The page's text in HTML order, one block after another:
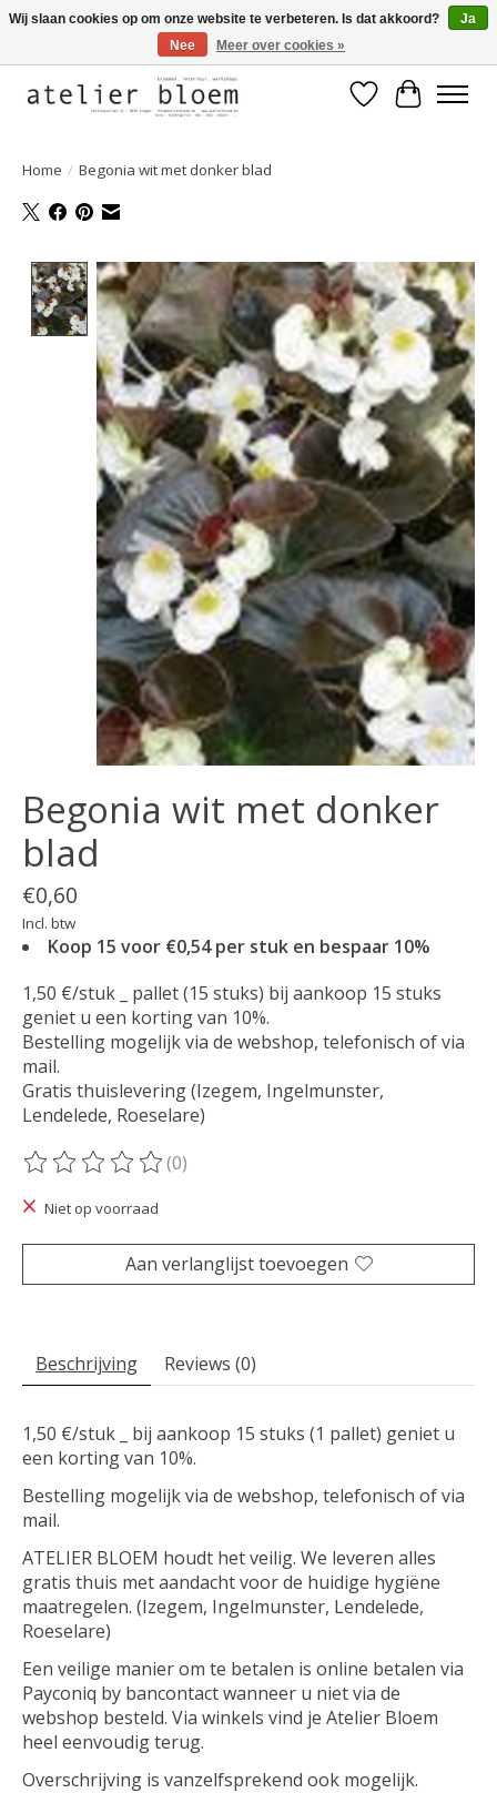
Welkom bij Atelier Bloem
Verlanglijst
Home / Begonia wit met donker blad
Product image slideshow Items
Begonia wit met donker
blad
€0,60
Incl. btw
Koop 15 voor €0,54 per stuk en bespaar 10%
1,50 €/stuk _ pallet (15 stuks) bij aankoop 15 stuks
geniet u een korting van 10%.
Bestelling mogelijk via de webshop, telefonisch of via
mail.
Gratis thuislevering (Izegem, Ingelmunster,
Lendelede, Roeselare)
De beoordeling van dit product is
(0)
Niet op voorraad
Aan verlanglijst toevoegen
Beschrijving Reviews (0)
1,50 €/stuk _ bij aankoop 15 stuks (1 pallet) geniet u
een korting van 10%.
Bestelling mogelijk via de webshop, telefonisch of via
mail.
ATELIER BLOEM houdt het veilig. We leveren alles
gratis thuis met aandacht voor de huidige hygiëne
maatregelen. (Izegem, Ingelmunster, Lendelede,
Roeselare)
Een veilige manier om te betalen is online betalen via
Payconiq by bancontact wanneer u niet via de
webshop besteld. Via winkels vind je Atelier Bloem
heel eenvoudig terug.
Overschrijving is vanzelfsprekend ook mogelijk.
Wij slaan cookies op om onze website te verbeteren. Is dat akkoord?
Ja
Nee
Meer over cookies »